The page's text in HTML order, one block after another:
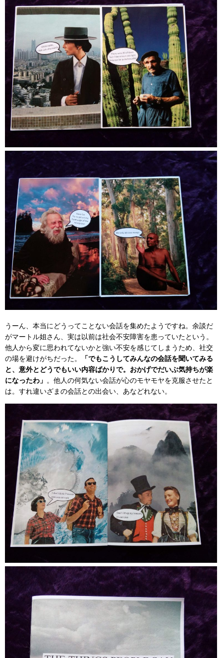
うーん、本当にどうってことない会話を集めたようですね。余談だ
がマートル姐さん、実は以前は社会不安障害を患っていたという。
他人から変に思われてないかと強い不安を感じてしまうため、社交
の場を避けがちだった。
「でもこうしてみんなの会話を聞いてみる
と、意外とどうでもいい内容ばかりで。おかげでだいぶ気持ちが楽
になったわ」 。他人の何気ない会話が心のモヤモヤを克服させたと
は。すれ違いざまの会話との出会い、あなどれない。